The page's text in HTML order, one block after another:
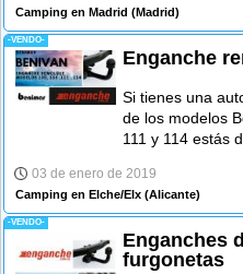
Camping en Madrid (Madrid)
-VENDO-
Enganche
Si tienes una
de los modelos
111 y 114 estás
03 de enero de 2019
Camping en Elche/Elx (Alicante)
-VENDO-
Enganches
furgonetas